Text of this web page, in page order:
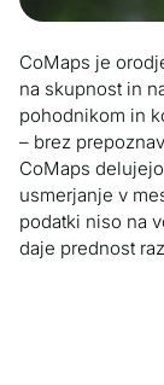
CoMaps je
na skupnost in
pohodnikom in
– brez
CoMaps
usmerjanje v
podatki niso na
daje prednost